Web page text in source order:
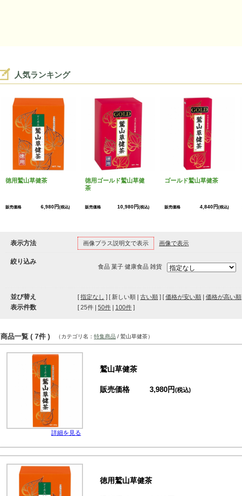
人気ランキング
徳用鷲山草健茶
販売価格 6,980円(税込)
徳用ゴールド鷲山草健
茶
販売価格 10,980円(税込)
ゴールド鷲山草健茶
販売価格 4,840円(税込)
表示方法 画像プラス説明文で表示 画像で表示
絞り込み
食品 菓子 健康食品 雑貨
並び替え [指定なし ] [ 新しい順 | 古い順 ] [価格が安い順 価格が高い順
表示件数 [ 25件 50件 100件 ]
商品一覧 ( 7件 ) （カテゴリ名： 特集商品 / 鷲山草健茶）
詳細を見る
鷲山草健茶
販売価格 3,980円(税込)
徳用鷲山草健茶